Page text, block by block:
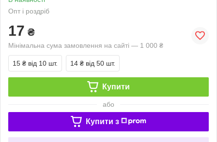
Опт і роздріб
17 ₴
Мінімальна сума замовлення на сайті — 1 000 ₴
15 ₴ від 10 шт. 14 ₴ від 50 шт.
Купити
або
Купити з